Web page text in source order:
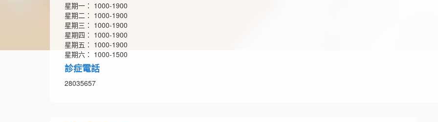
星期一： 1000-1900
星期二： 1000-1900
星期三： 1000-1900
星期四： 1000-1900
星期五： 1000-1900
星期六： 1000-1500
診症電話
28035657